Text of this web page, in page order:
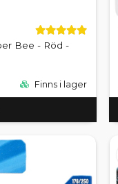
Bee - Röd -
Finns i lager